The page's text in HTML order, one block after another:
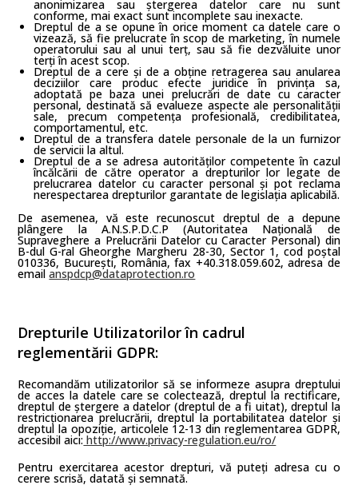
anonimizarea sau ștergerea datelor care nu sunt
conforme, mai exact sunt incomplete sau inexacte.
Dreptul de a se opune în orice moment ca datele care o
vizează, să fie prelucrate în scop de marketing, în numele
operatorului sau al unui terț, sau să fie dezvăluite unor
terți în acest scop.
Dreptul de a cere și de a obține retragerea sau anularea
deciziilor care produc efecte juridice în privința sa,
adoptată pe baza unei prelucrări de date cu caracter
personal, destinată să evalueze aspecte ale personalității
sale, precum competența profesională, credibilitatea,
comportamentul, etc.
Dreptul de a transfera datele personale de la un furnizor
de servicii la altul.
Dreptul de a se adresa autorităților competente în cazul
încălcării de către operator a drepturilor lor legate de
prelucrarea datelor cu caracter personal și pot reclama
nerespectarea drepturilor garantate de legislația aplicabilă.
De asemenea, vă este recunoscut dreptul de a depune
plângere la A.N.S.P.D.C.P (Autoritatea Națională de
Supraveghere a Prelucrării Datelor cu Caracter Personal) din
B-dul G-ral Gheorghe Margheru 28-30, Sector 1, cod poștal
010336, București, România, fax +40.318.059.602, adresa de
emailanspdcp@dataprotection.ro
Drepturile Utilizatorilor în cadrul
reglementării GDPR:
Recomandăm utilizatorilor să se informeze asupra dreptului
de acces la datele care se colectează, dreptul la rectificare,
dreptul de ștergere a datelor (dreptul de a fi uitat), dreptul la
restricționarea prelucrării, dreptul la portabilitatea datelor și
dreptul la opoziție, articolele 12-13 din reglementarea GDPR,
accesibil aici: http://www.privacy-regulation.eu/ro/
Pentru exercitarea acestor drepturi, vă puteți adresa cu o
cerere scrisă, datată și semnată.